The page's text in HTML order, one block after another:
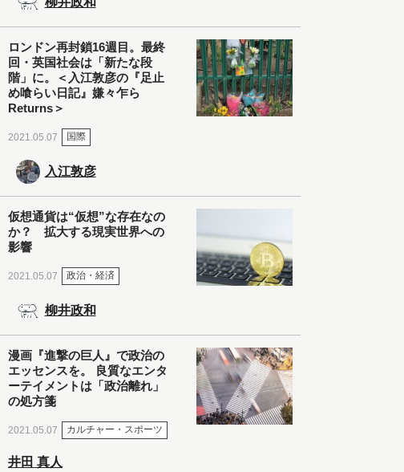
ロンドン再封鎖16週目。最終
回・英国社会は「新たな段
階」に。＜入江敦彦の『足止
め喰らい日記』嫌々乍ら
Returns＞
2021.05.07 国際
入江敦彦
仮想通貨は“仮想”な存在なの
か？ 拡大する現実世界への
影響
2021.05.07 政治・経済
柳井政和
漫画『進撃の巨人』で政治の
エッセンスを。 良質なエンタ
ーテイメントは「政治離れ」
の処方箋
2021.05.07 カルチャー・スポーツ
井田 真人